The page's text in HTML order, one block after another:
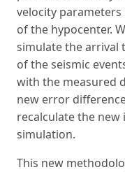
velocity
of the hypocenter.
simulate the arrival
of the seismic
with the measured
new error
recalculate the
simulation.
This new